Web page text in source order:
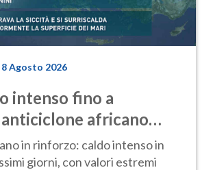
8 Agosto 2026
intenso fino a
africano
in rinforzo: caldo intenso in
giorni, con valori estremi